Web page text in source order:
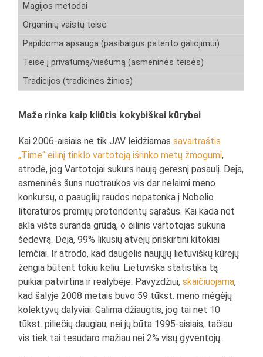
Magijos metodai
Organinių vaistų teisė
Papildoma apsauga (pasibaigus patento galiojimui)
Teisė į privatumą/viešumą (asmeninės teisės)
Tradicijos (tradicinės žinios)
Maža rinka kaip kliūtis kokybiškai kūrybai
Kai 2006-aisiais ne tik JAV leidžiamassavaitraštis
„Time“ eilinį tinklo vartotoją išrinko metų žmogumi,
atrodė, jog Vartotojai sukurs naują geresnį pasaulį. Deja,
asmeninės šuns nuotraukos vis dar nelaimi meno
konkursų, o paauglių raudos nepatenka į Nobelio
literatūros premijų pretendentų sąrašus. Kai kada net
akla višta suranda grūdą, o eilinis vartotojas sukuria
šedevrą. Deja, 99% likusių atvejų priskirtini kitokiai
lemčiai. Ir atrodo, kad daugelis naujųjų lietuviškų kūrėjų
žengia būtent tokiu keliu. Lietuviška statistika tą
puikiai patvirtina ir realybėje. Pavyzdžiui,skaičiuojama,
kad šalyje 2008 metais buvo 59 tūkst. meno mėgėjų
kolektyvų dalyviai. Galima džiaugtis, jog tai net 10
tūkst. piliečių daugiau, nei jų būta 1995-aisiais, tačiau
vis tiek tai tesudaro mažiau nei 2% visų gyventojų.